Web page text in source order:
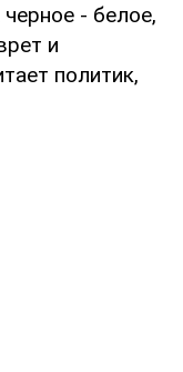
- белое,
и
политик,